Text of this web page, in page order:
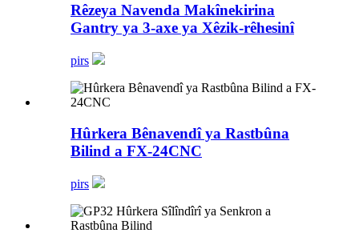
Rêzeya Navenda Makînekirina
Gantry ya 3-axe ya Xêzik-rêhesinî
pirs
Hûrkera Bênavendî ya Rastbûna
Bilind a FX-24CNC
pirs